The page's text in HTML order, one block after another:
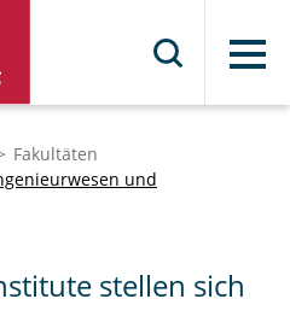
Menü
Fakultäten
und
stellen sich